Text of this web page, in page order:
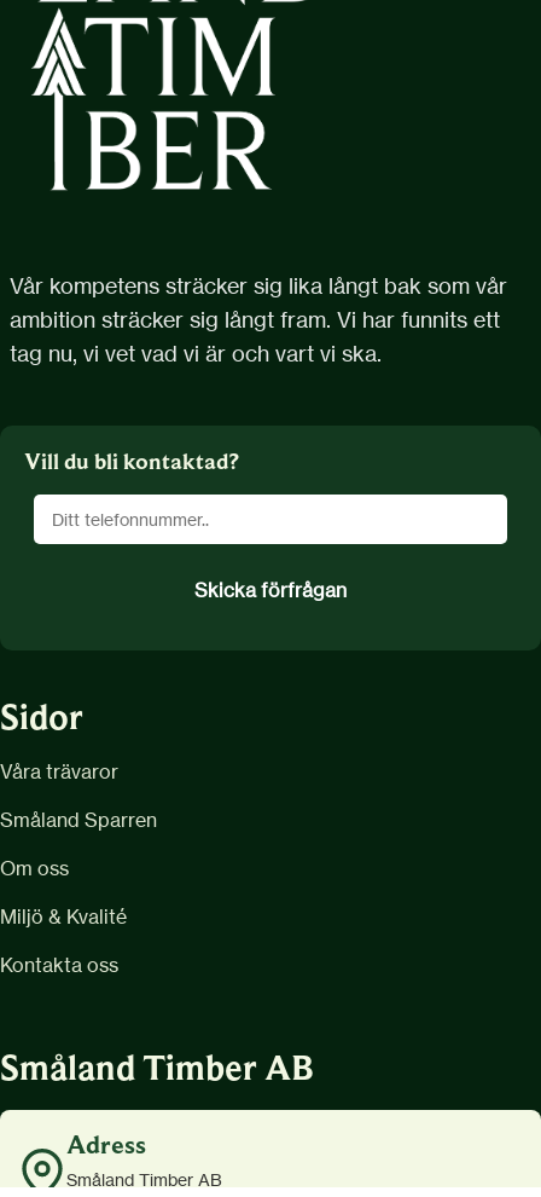
Vår kompetens sträcker sig lika långt bak som vår
ambition sträcker sig långt fram. Vi har funnits ett
tag nu, vi vet vad vi är och vart vi ska.
Vill du bli kontaktad?
Sidor
Våra trävaror
Småland Sparren
Om oss
Miljö & Kvalité
Kontakta oss
Småland Timber AB
Adress
Småland Timber AB